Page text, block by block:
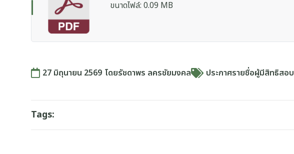
ขนาดไฟล์: 0.09 MB
27 มิถุนายน 2569 โดยรัชดาพร ลครชัยมงคล ประกาศรายชื่อผู้มีสิทธิสอบ
Tags: